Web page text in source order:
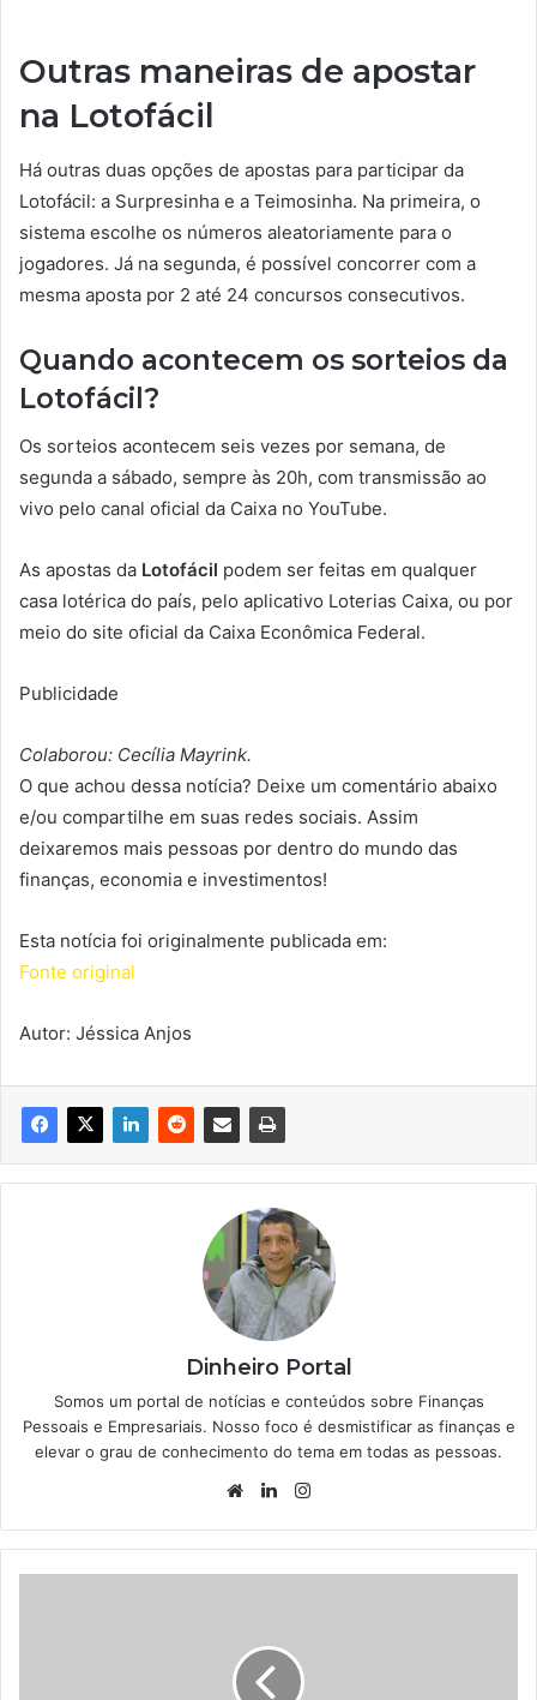
Outras maneiras de apostar
na Lotofácil
Há outras duas opções de apostas para participar da
Lotofácil: a Surpresinha e a Teimosinha. Na primeira, o
sistema escolhe os números aleatoriamente para o
jogadores. Já na segunda, é possível concorrer com a
mesma aposta por 2 até 24 concursos consecutivos.
Quando acontecem os sorteios da
Lotofácil?
Os sorteios acontecem seis vezes por semana, de
segunda a sábado, sempre às 20h, com transmissão ao
vivo pelo canal oficial da Caixa no YouTube.
As apostas da Lotofácil podem ser feitas em qualquer
casa lotérica do país, pelo aplicativo Loterias Caixa, ou por
meio do site oficial da Caixa Econômica Federal.
Publicidade
Colaborou: Cecília Mayrink.
O que achou dessa notícia? Deixe um comentário abaixo
e/ou compartilhe em suas redes sociais. Assim
deixaremos mais pessoas por dentro do mundo das
finanças, economia e investimentos!
Esta notícia foi originalmente publicada em:
Fonte original
Autor: Jéssica Anjos
Dinheiro Portal
Somos um portal de notícias e conteúdos sobre Finanças
Pessoais e Empresariais. Nosso foco é desmistificar as finanças e
elevar o grau de conhecimento do tema em todas as pessoas.
WebsiteLinkedin